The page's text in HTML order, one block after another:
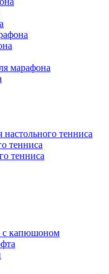
марафона
тенниса
тенниса
тенниса
с капюшоном